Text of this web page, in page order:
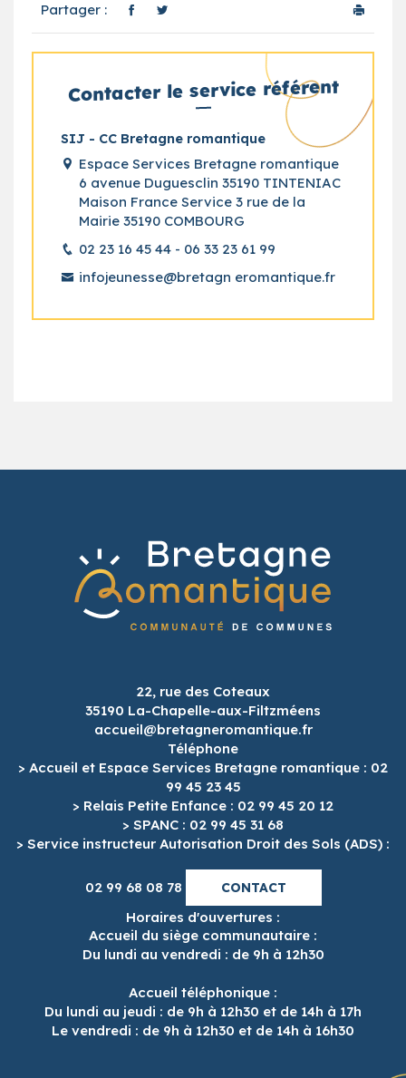
Partager :
Contacter le service référent
SIJ - CC Bretagne romantique
Espace Services Bretagne romantique
6 avenue Duguesclin 35190 TINTENIAC
Maison France Service 3 rue de la
Mairie 35190 COMBOURG
02 23 16 45 44 - 06 33 23 61 99
infojeunesse@bretagn eromantique.fr
22, rue des Coteaux
35190 La-Chapelle-aux-Filtzméens
accueil@bretagneromantique.fr
Téléphone
> Accueil et Espace Services Bretagne romantique : 02
99 45 23 45
> Relais Petite Enfance : 02 99 45 20 12
> SPANC : 02 99 45 31 68
> Service instructeur Autorisation Droit des Sols (ADS) :
02 99 68 08 78 CONTACT
Horaires d'ouvertures :
Accueil du siège communautaire :
Du lundi au vendredi : de 9h à 12h30
Accueil téléphonique :
Du lundi au jeudi : de 9h à 12h30 et de 14h à 17h
Le vendredi : de 9h à 12h30 et de 14h à 16h30